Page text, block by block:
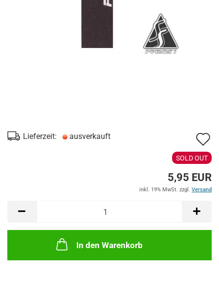
Lieferzeit: ausverkauft
SOLD OUT
5,95 EUR
inkl. 19% MwSt. zzgl. Versand
In den Warenkorb